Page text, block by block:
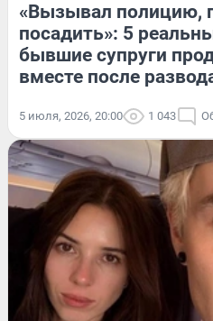
«Вызывал полицию,
посадить»: 5
бывшие супруги
вместе после
5 июля, 2026, 20:00 1 043